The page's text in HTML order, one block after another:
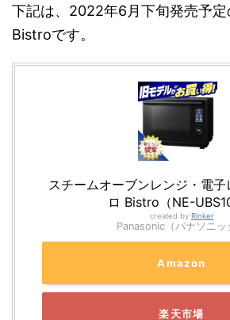
下記は、2022年6月下旬発売予
Bistroです。
スチームオーブンレンジ・電
ロ Bistro（NE-
created by Rinker
Panasonic（パナソニッ
Amazon
楽天市場